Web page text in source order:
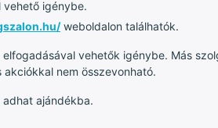
igénybe.
weboldalon találhatók.
vehetők igénybe. Más
nem összevonható.
ajándékba.